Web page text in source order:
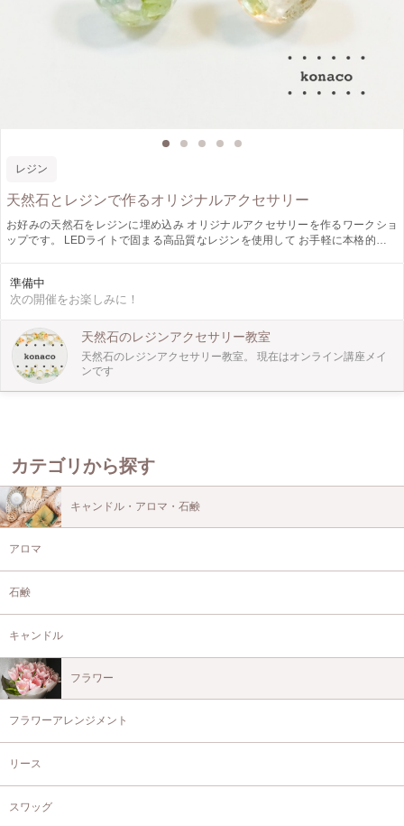
レジン
天然石とレジンで作るオリジナルアクセサリー
お好みの天然石をレジンに埋め込み オリジナルアクセサリーを作るワークショ
ップです。 LEDライトで固まる高品質なレジンを使用して お手軽に本格的なア
意。 何種類でも、お好みのものを選んで頂けます。 石のお色味や形、大きさは
ひとつひとつ異なりますので 組み合わせは無限大です！ 工具は使わずに完成す
ヤリングとヘアゴムをおそろいで ☆親子でおそろいの天然石を使って ☆誕生石
を入れて大切な方へのギフトに・・・ 自分で作った作品は、きっと愛着の湧く1
点になりますよ。 楽しい夏の思い出に、いかがでしょうか。 ※オプションで、5
枚目写真のような ゴールド透かしパーツを付けたデザインも作製可能です。
準備中
次の開催をお楽しみに！
天然石のレジンアクセサリー教室
天然石のレジンアクセサリー教室。 現在はオンライン講座メイ
ンです
カテゴリから探す
キャンドル・アロマ・石鹸
アロマ
石鹸
キャンドル
フラワー
フラワーアレンジメント
リース
スワッグ